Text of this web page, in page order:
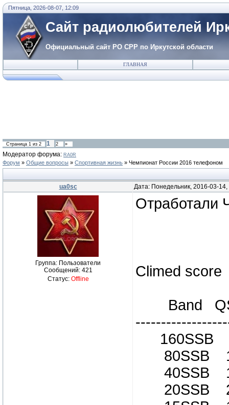
Пятница, 2026-08-07, 12:09
Сайт радиолюбителей
Официальный сайт РО СРР по Иркутской области
ГЛАВНАЯ
Страница 1 из 2 1 2 »
Модератор форума: RA0R
Форум » Общие вопросы » Спортивная жизнь » Чемпионат России 2016 телефоном
ua0sc Дата: Понедельник, 2016-03-
Группа: Пользователи
Сообщений: 421
Статус: Offline
Отработали
Climed score
Band
80SSB
40SSB
20SSB